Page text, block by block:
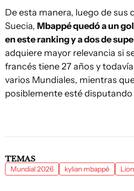
De esta manera, luego de sus
Suecia, Mbappé quedó a un
en este ranking y a dos de
adquiere mayor relevancia si
francés tiene 27 años y
varios Mundiales, mientras
posiblemente esté
TEMAS
Mundial 2026 kylian mbappé